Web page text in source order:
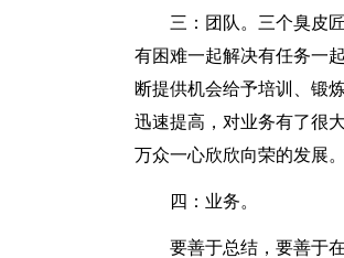
三：团队。三个臭皮
有困难一起解决有任务一
断提供机会给予培训、锻
迅速提高，对业务有了很
万众一心欣欣向荣的发展。
四：业务。
要善于总结，要善于